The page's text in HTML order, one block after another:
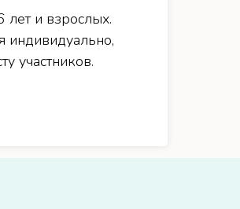
лет и взрослых.
индивидуально,
участников.